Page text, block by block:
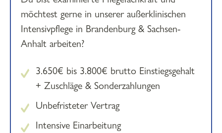
möchtest gerne in unserer außerklinischen
Intensivpflege in Brandenburg & Sachsen-
Anhalt arbeiten?
3.650€ bis 3.800€ brutto Einstiegsgehalt
+ Zuschläge & Sonderzahlungen
Unbefristeter Vertrag
Intensive Einarbeitung